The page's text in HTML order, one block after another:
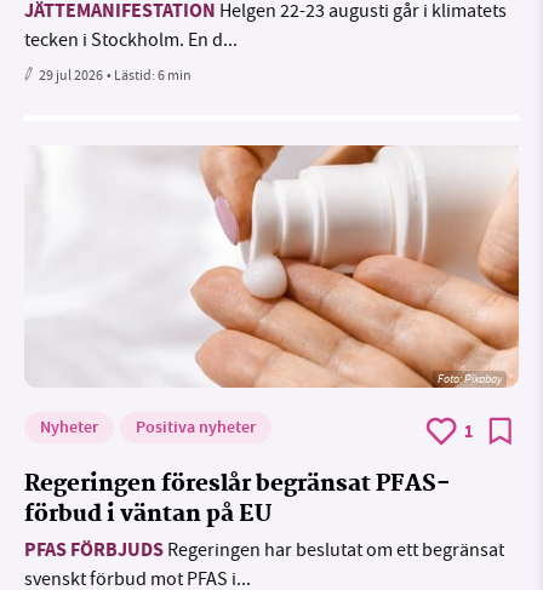
JÄTTEMANIFESTATION Helgen 22-23 augusti går i klimatets
tecken i Stockholm. En d...
29 jul 2026• Lästid:6 min
Foto:Pixabay
Nyheter Positiva nyheter 1
Regeringen föreslår begränsat PFAS-
förbud i väntan på EU
PFAS FÖRBJUDS Regeringen har beslutat om ett begränsat
svenskt förbud mot PFAS i...